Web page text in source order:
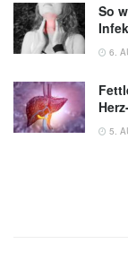
So
6.
5.